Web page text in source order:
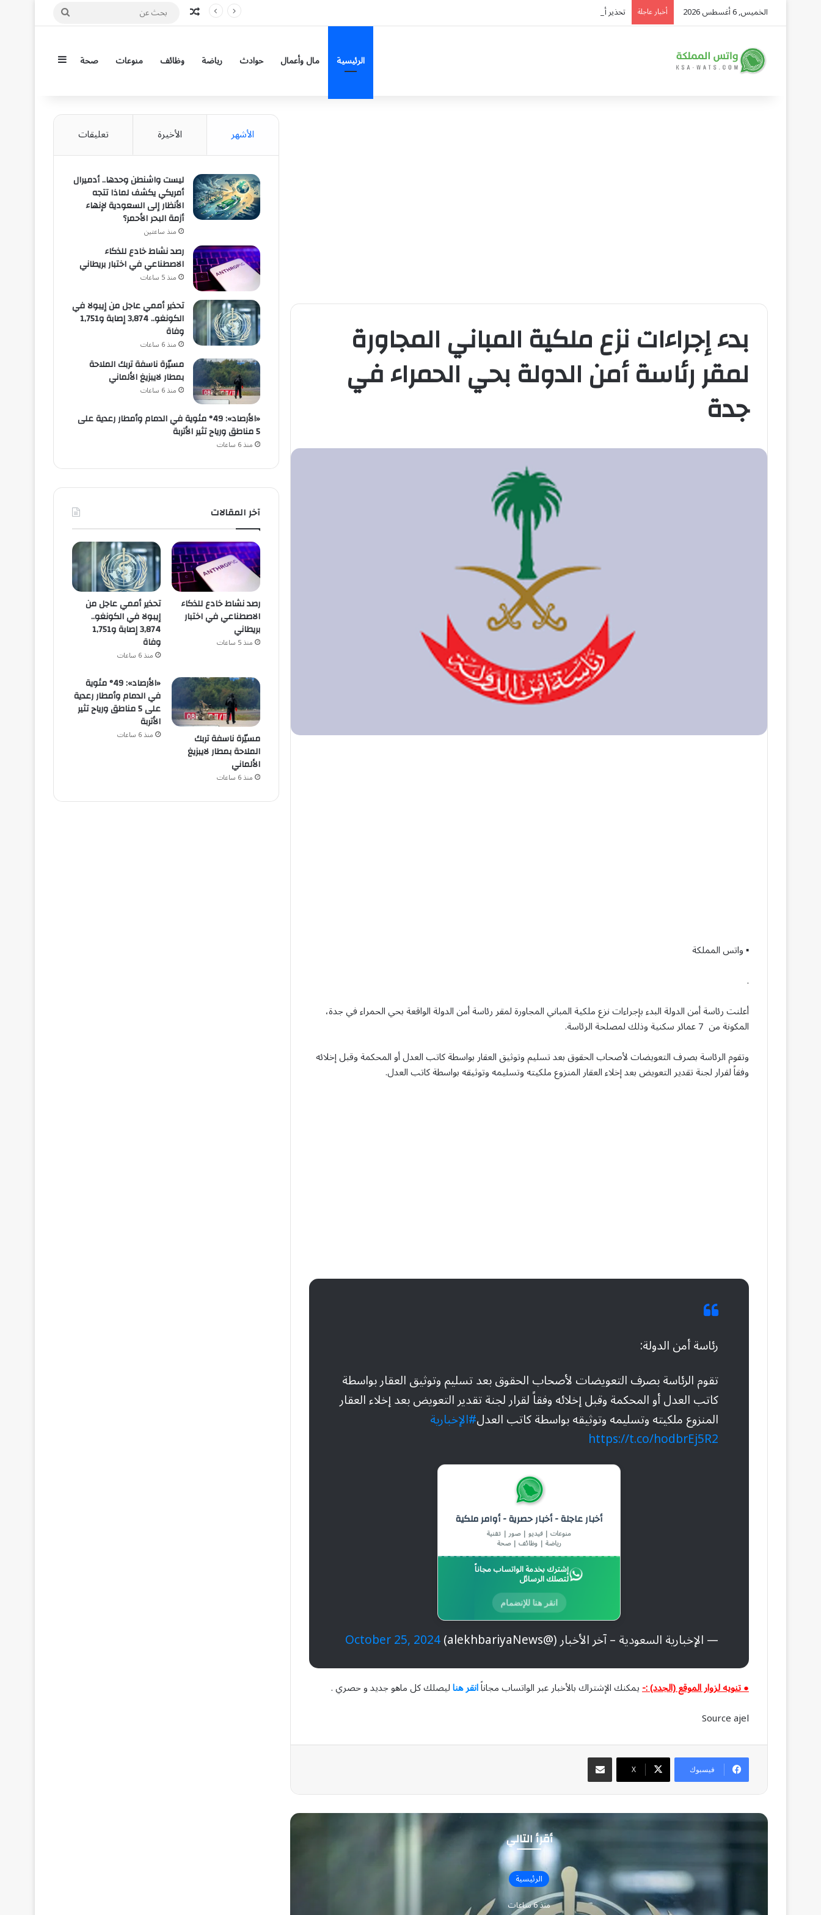
الخميس, 6 أغسطس 2026 أخبار عاجلة تحذير أممي عاجل من إيبولا في الكونغو.. 3,874 إصابة و1,751 وفاة مقال عشوائي
بحث
الرئيسية مال وأعمال حوادث رياضة وظائف منوعات صحة إضافة عمود
‏بدء إجراءات نزع ملكية المباني المجاورة
لمقر رئاسة أمن الدولة بحي الحمراء في
جدة
▪︎ واتس المملكة
.
أعلنت رئاسة أمن الدولة البدء بإجراءات نزع ملكية المباني المجاورة لمقر رئاسة أمن الدولة الواقعة بحي الحمراء في جدة،
المكونة من 7 عمائر سكنية وذلك لمصلحة الرئاسة.
وتقوم الرئاسة بصرف التعويضات لأصحاب الحقوق بعد تسليم وتوثيق العقار بواسطة كاتب العدل أو المحكمة وقبل إخلائه
وفقاً لقرار لجنة تقدير التعويض بعد إخلاء العقار المنزوع ملكيته وتسليمه وتوثيقه بواسطة كاتب العدل.
رئاسة أمن الدولة:
تقوم الرئاسة بصرف التعويضات لأصحاب الحقوق بعد تسليم وتوثيق العقار بواسطة
كاتب العدل أو المحكمة وقبل إخلائه وفقاً لقرار لجنة تقدير التعويض بعد إخلاء العقار
المنزوع ملكيته وتسليمه وتوثيقه بواسطة كاتب العدل#الإخبارية
https://t.co/hodbrEj5R2
أخبار عاجلة - أخبار حصرية - أوامر ملكية
منوعات | فيديو | صور | تقنية
رياضة | وظائف | صحة
إشترك بخدمة الواتساب مجاناً
لتصلك الرسائل
انقر هنا للإنضمام
— الإخبارية السعودية – آخر الأخبار (@alekhbariyaNews) October 25, 2024
● تنويه لزوار الموقع (الجدد) :-يمكنك الإشتراك بالأخبار عبر الواتساب مجاناًانقر هناليصلك كل ماهو جديد و حصري .
Source ajel
فيسبوك ‫X
مشاركة عبر البريد
أقرأ التالي
الرئيسية
منذ 6 ساعات
الأشهر الأخيرة تعليقات
ليست واشنطن وحدها.. أدميرال
أمريكي يكشف لماذا تتجه
الأنظار إلى السعودية لإنهاء
أزمة البحر الأحمر؟
منذ ساعتين
رصد نشاط خادع للذكاء
الاصطناعي في اختبار بريطاني
منذ 5 ساعات
تحذير أممي عاجل من إيبولا في
الكونغو.. 3,874 إصابة و1,751
وفاة
منذ 6 ساعات
مسيّرة ناسفة تربك الملاحة
بمطار لايبزيغ الألماني
منذ 6 ساعات
«الأرصاد»: 49° مئوية في الدمام وأمطار رعدية على
5 مناطق ورياح تثير الأتربة
منذ 6 ساعات
آخر المقالات
رصد نشاط خادع للذكاء
الاصطناعي في اختبار
بريطاني
منذ 5 ساعات
تحذير أممي عاجل من
إيبولا في الكونغو..
3,874 إصابة و1,751
وفاة
منذ 6 ساعات
مسيّرة ناسفة تربك
الملاحة بمطار لايبزيغ
الألماني
منذ 6 ساعات
«الأرصاد»: 49° مئوية
في الدمام وأمطار رعدية
على 5 مناطق ورياح تثير
الأتربة
منذ 6 ساعات